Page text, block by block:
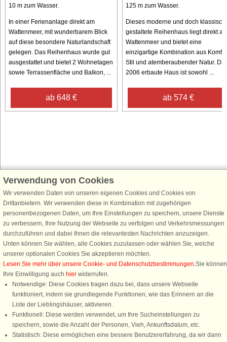
10 m zum Wasser.
In einer Ferienanlage direkt am
Wattenmeer, mit wunderbarem Blick
auf diese besondere Naturlandschaft
gelegen. Das Reihenhaus wurde gut
ausgestattet und bietet 2 Wohnetagen
sowie Terrassenfläche und Balkon, ...
ab 648 €
125 m zum Wasser.
Dieses moderne und doch klassisch
gestaltete Reihenhaus liegt direkt
Wattenmeer und bietet eine
einzigartige Kombination aus
Stil und atemberaubender Natur.
2006 erbaute Haus ist sowohl ...
ab 574 €
Schließen Sie sich 100.000 Ferienhaus-Fans an
Erhalten Sie einenWillkommensgutschein von 25 € für Ihren nächsten
Ferienhausurlaub - melden Sie sich einfach für den DanCenter Newsletter
an. Verpassen Sie nie wieder exklusive Angebote, Gewinnspiele und
Urlaubstipps!
Newsletter abonnieren
Verwendung von Cookies
Wir verwenden Daten von unseren eigenen Cookies und Cookies von
Drittanbietern. Wir verwenden diese in Kombination mit zugehörigen
personenbezogenen Daten, um Ihre Einstellungen zu speichern, unsere Dienste
zu verbessern, Ihre Nutzung der Webseite zu verfolgen und Verkehrsmessungen
durchzuführen und dabei Ihnen die relevantesten Nachrichten anzuzeigen.
Unten können Sie wählen, alle Cookies zuzulassen oder wählen Sie, welche
unserer optionalen Cookies Sie akzeptieren möchten.
Lesen Sie mehr über unsere Cookie- und Datenschutzbestimmungen.Sie können
Ihre Einwilligung auch hier widerrufen.
Notwendige: Diese Cookies tragen dazu bei, dass unsere Webseite
funktioniert, indem sie grundlegende Funktionen, wie das Erinnern an die
Liste der Lieblingshäuser, aktivieren.
Funktionell: Diese werden verwendet, um Ihre Sucheinstellungen zu
speichern, sowie die Anzahl der Personen, Vieh, Ankunftsdatum, etc.
Statistisch: Diese ermöglichen eine bessere Benutzererfahrung, da wir dann